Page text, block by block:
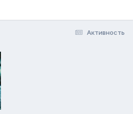
Активность